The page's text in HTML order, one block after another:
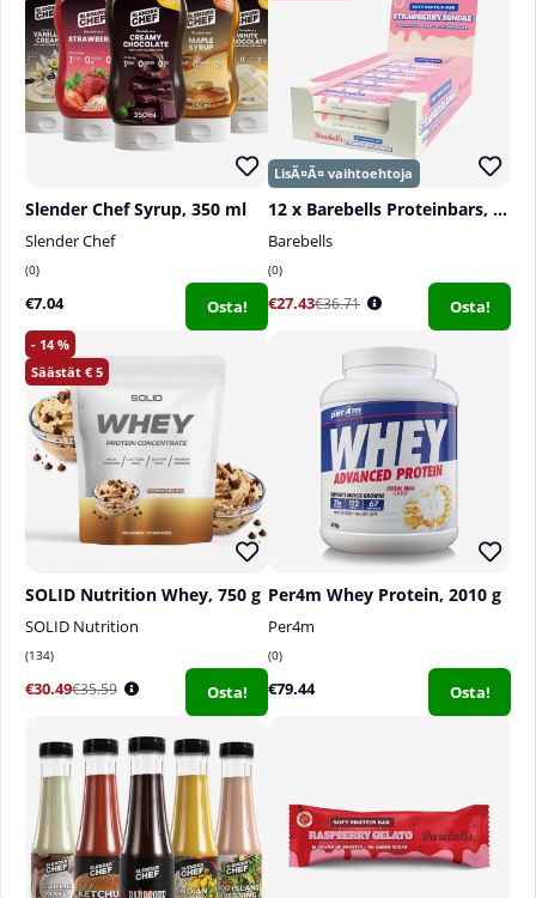
Slender Chef Syrup, 350 ml
Slender Chef
0
€7.04 Osta!
12 x Barebells Proteinbars, 55 g
Barebells
0
€27.43€36.71 Osta!
14
5
SOLID Nutrition Whey, 750 g
SOLID Nutrition
134
€30.49€35.59 Osta!
Per4m Whey Protein, 2010 g
Per4m
0
€79.44 Osta!